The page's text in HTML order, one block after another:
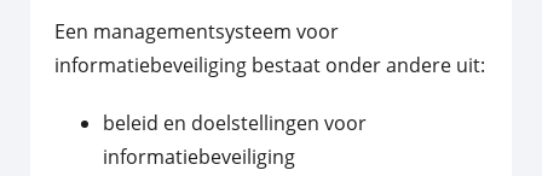
Een managementsysteem voor
informatiebeveiliging bestaat onder andere uit:
beleid en doelstellingen voor
informatiebeveiliging